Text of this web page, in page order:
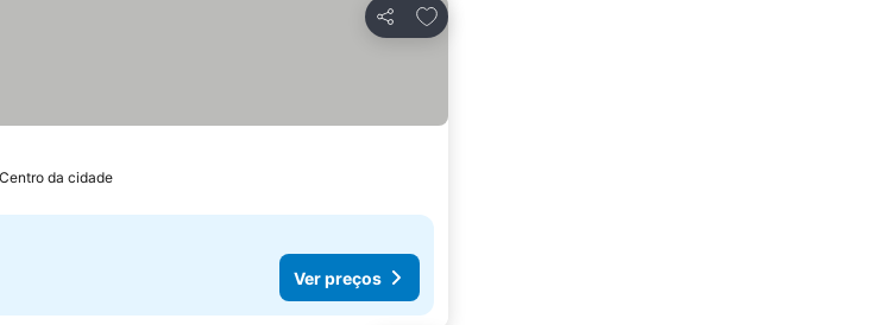
Partilhar
Adicionar aos favoritos
da cidade
Ver preços